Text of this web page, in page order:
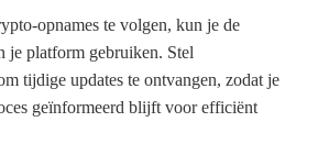
opnames te volgen, kun je de
je platform gebruiken. Stel
tijdige updates te ontvangen, zodat je
geïnformeerd blijft voor efficiënt